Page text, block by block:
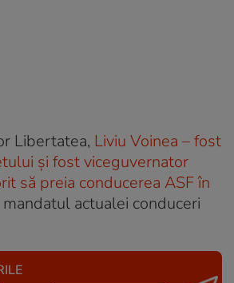
Libertatea, Liviu Voinea – fost
și fost viceguvernator
să preia conducerea ASF în
mandatul actualei conduceri